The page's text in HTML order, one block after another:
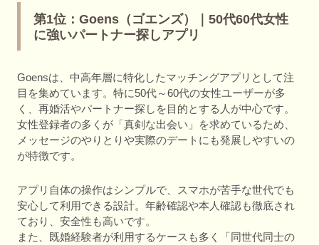
第1位：Goens（ゴエンズ）｜50代60代女性
に強いパートナー探しアプリ
Goensは、中高年層に特化したマッチングアプリとして注
目を集めています。特に50代～60代の女性ユーザーが多
く、再婚活やパートナー探しを目的とする人が中心です。
女性登録者の多くが「真剣な出会い」を求めているため、
メッセージのやりとりや実際のデートにも発展しやすいの
が特徴です。
アプリ自体の操作はシンプルで、スマホが苦手な世代でも
安心して利用できる設計。年齢確認や本人確認も徹底され
ており、安全性も高いです。
また、既婚経験者が利用するケースも多く「同世代同士の